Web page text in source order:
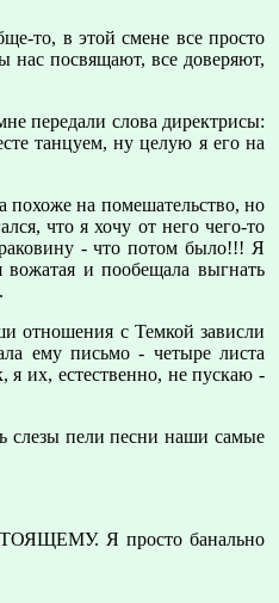
то, в этой смене все просто
посвящают, все доверяют,
передали слова директрисы:
танцуем, ну целую я его на
похоже на помешательство, но
что я хочу от него чего-то
- что потом было!!! Я
и пообещала выгнать
отношения с Темкой зависли
ему письмо - четыpе листа
я их, естественно, не пускаю -
слезы пели песни наши самые
Я просто банально